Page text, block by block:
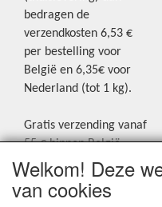
bedragen de
verzendkosten 6,53 €
per bestelling voor
België en 6,35€ voor
Nederland (tot 1 kg).
Gratis verzending vanaf
55 € binnen België.
Gratis verzending vanaf
65 € naar Nederland.
Levering andere
Welkom! Deze
van cookies